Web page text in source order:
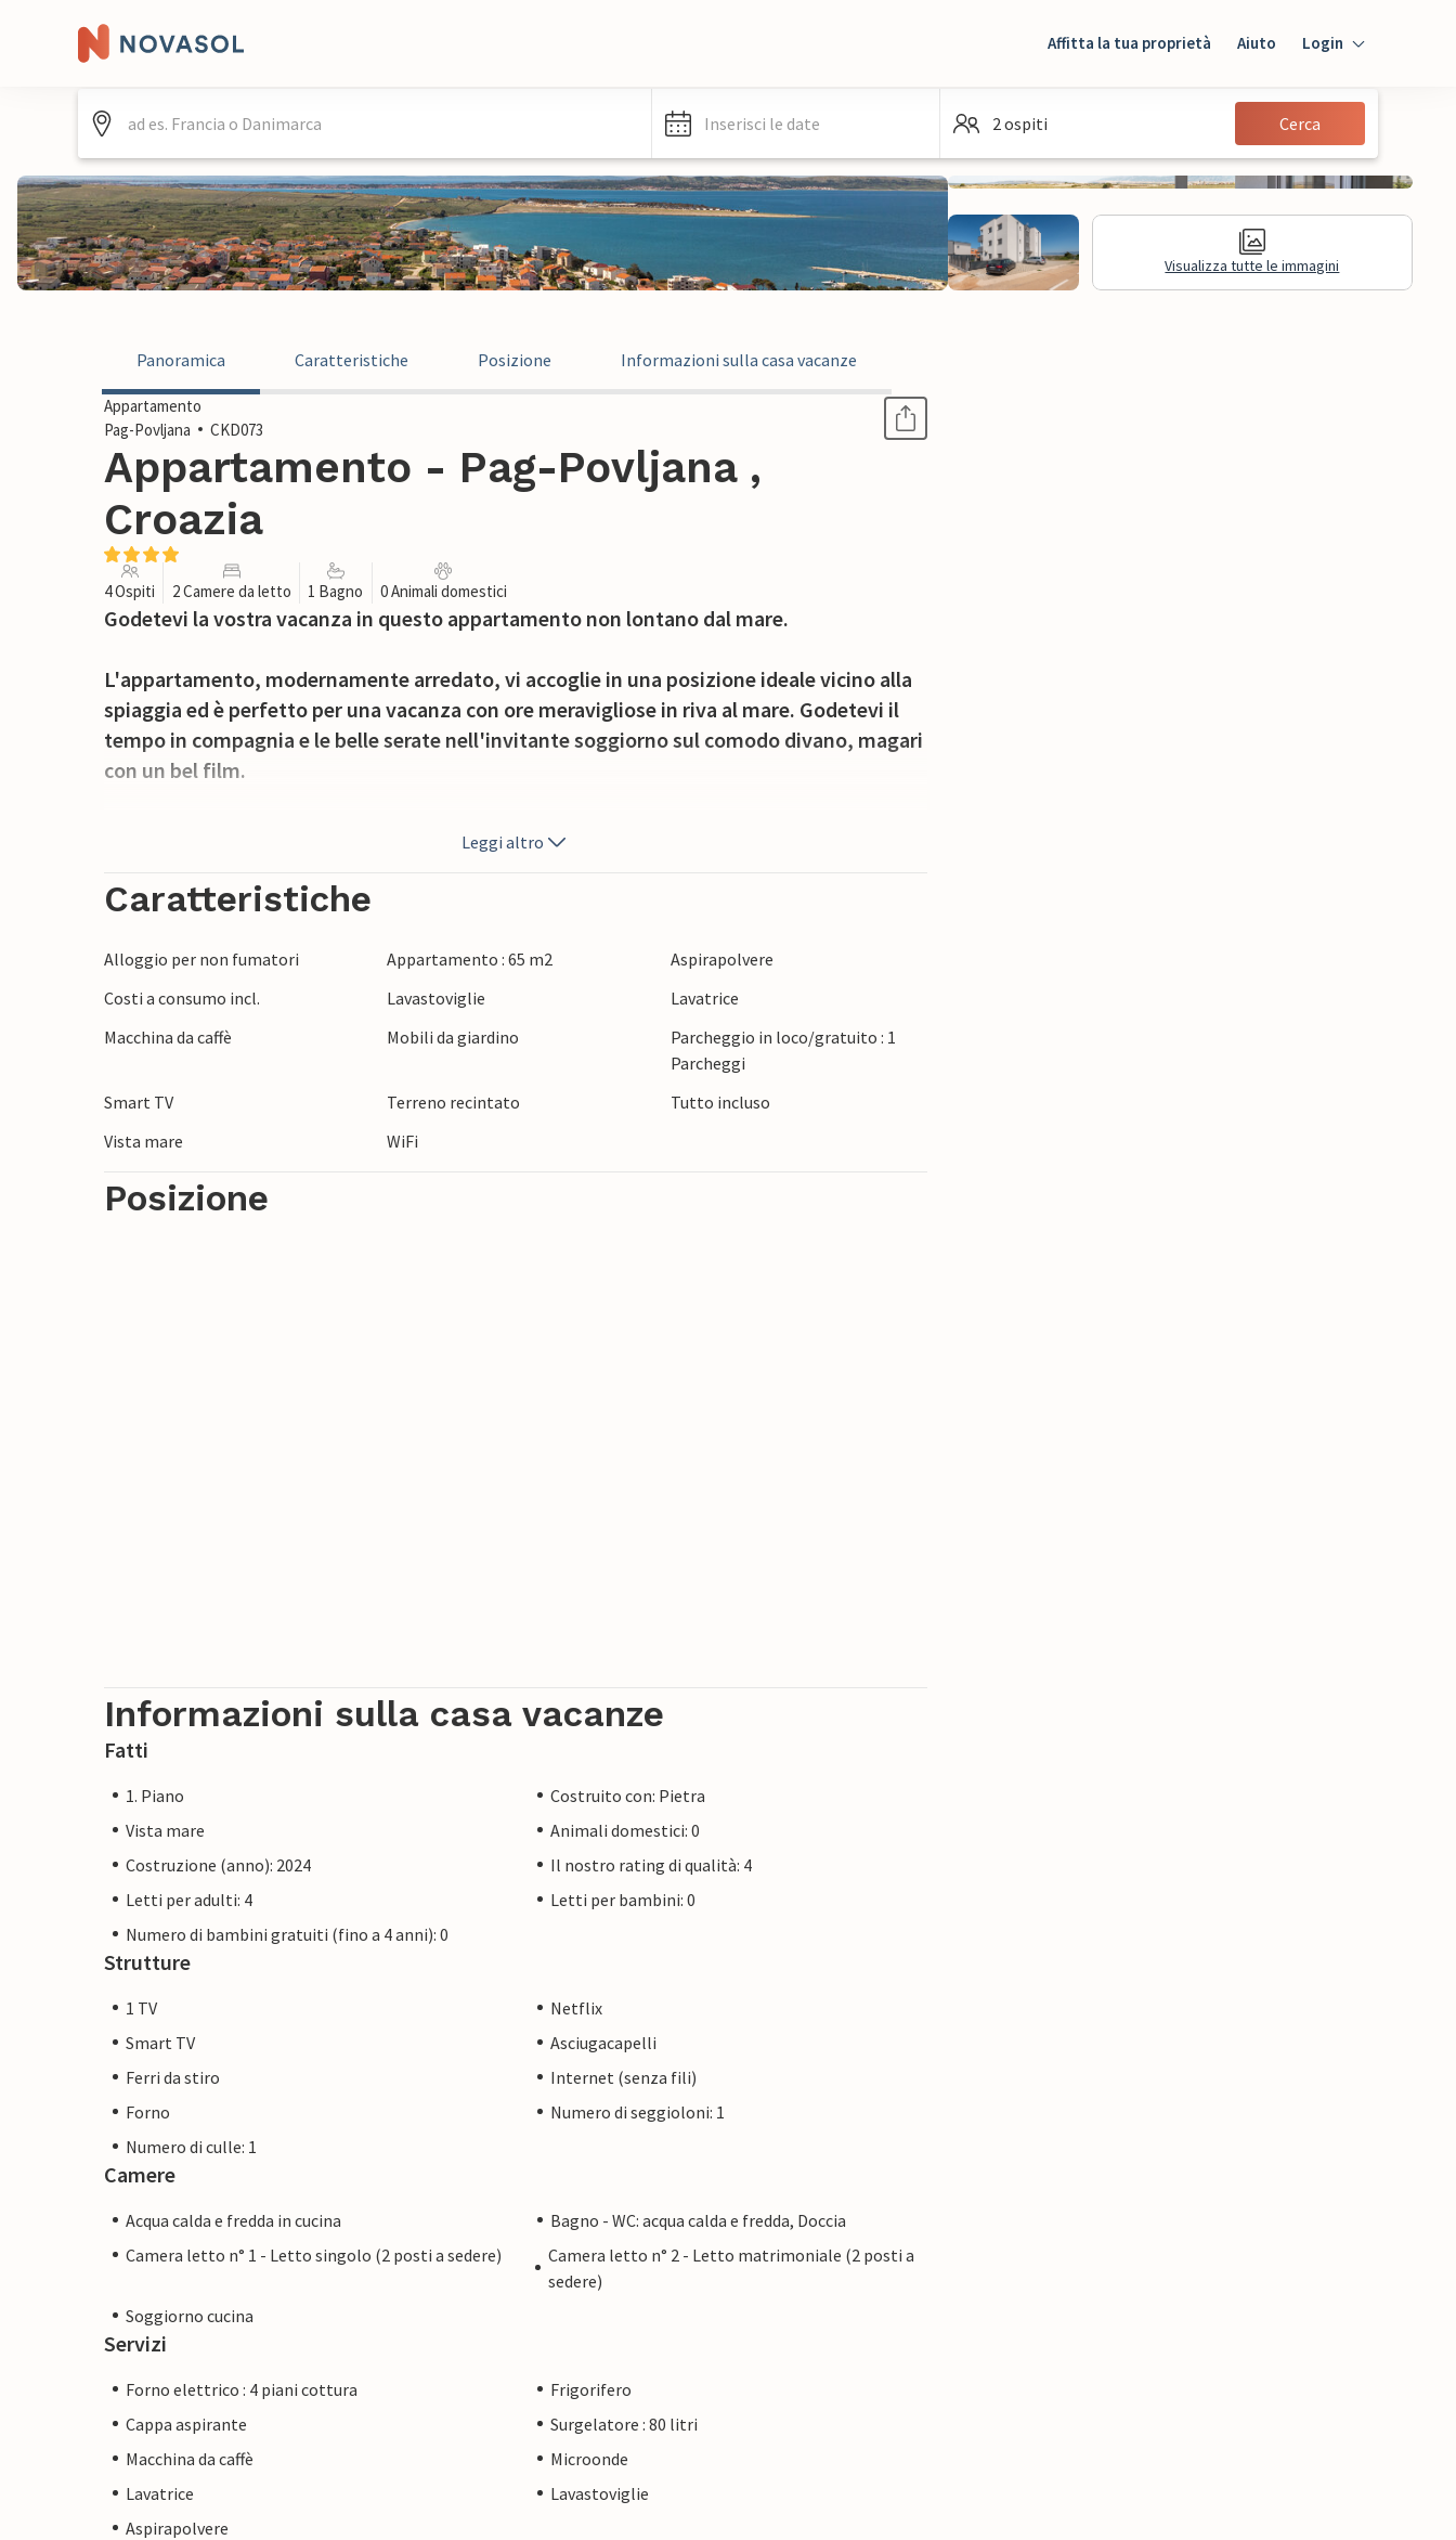
Affitta la tua proprietà Aiuto Login
Ospiti
Inserisci le date 2 ospiti Cerca
Visualizza tutte le immagini
Panoramica Caratteristiche Posizione Informazioni sulla casa vacanze
Appartamento
Pag-Povljana
CKD073
Appartamento - Pag-Povljana ,
Croazia
4 Ospiti 2 Camere da letto 1 Bagno 0 Animali domestici
Godetevi la vostra vacanza in questo appartamento non lontano dal mare.
L'appartamento, modernamente arredato, vi accoglie in una posizione ideale vicino alla
spiaggia ed è perfetto per una vacanza con ore meravigliose in riva al mare. Godetevi il
tempo in compagnia e le belle serate nell'invitante soggiorno sul comodo divano, magari
con un bel film.
Potrete anche trascorrere molte ore di relax sulla terrazza dopo una vacanza attiva e
piena di avventure e lasciare che il vostro sguardo vaghi verso il mare.
noleggiate una bicicletta o esplorate l'isola panoramica in kayak. Gli amanti degli uccelli
osservare specie rare nel mezzo di un tranquillo paesaggio lagunare.
Leggi altro
Caratteristiche
Alloggio per non fumatori Appartamento : 65 m2
Aspirapolvere
Costi a consumo incl.
Lavastoviglie
Lavatrice
Macchina da caffè
Mobili da giardino
Parcheggio in loco/gratuito : 1
Parcheggi
Smart TV
Terreno recintato
Tutto incluso
Vista mare
WiFi
Posizione
Informazioni sulla casa vacanze
Fatti
1. Piano
Costruito con: Pietra
Vista mare
Animali domestici: 0
Costruzione (anno): 2024
Il nostro rating di qualità: 4
Letti per adulti: 4
Letti per bambini: 0
Numero di bambini gratuiti (fino a 4 anni): 0
Strutture
1 TV
Netflix
Smart TV
Asciugacapelli
Ferri da stiro
Internet (senza fili)
Forno
Numero di seggioloni: 1
Numero di culle: 1
Camere
Acqua calda e fredda in cucina
Bagno - WC: acqua calda e fredda, Doccia
Camera letto n° 1 - Letto singolo (2 posti a sedere)
Camera letto n° 2 - Letto matrimoniale (2 posti a
sedere)
Soggiorno cucina
Servizi
Forno elettrico : 4 piani cottura
Frigorifero
Cappa aspirante
Surgelatore : 80 litri
Macchina da caffè
Microonde
Lavatrice
Lavastoviglie
Aspirapolvere